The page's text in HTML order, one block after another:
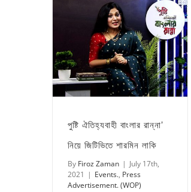
পুষ্টি ঐতিহ্যবাহী বাংলার রান্না’
নিয়ে জিটিভিতে শারমিন লাকি
By Firoz Zaman | July 17th,
2021 | Events., Press
Advertisement. (WOP)